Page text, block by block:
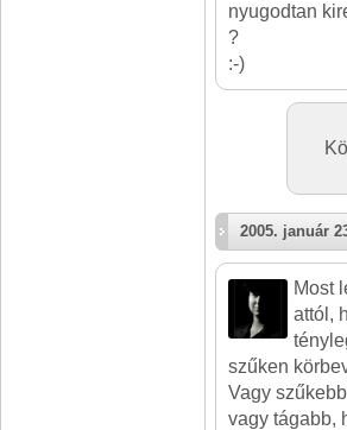
nyugodtan
?
:-)
2005. január
Most
attól,
szűken
Vagy
vagy tágabb,